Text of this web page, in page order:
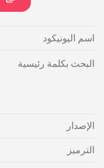
اسم اليونيكود
البحث بكلمة رئيسية
الإصدار
الترميز